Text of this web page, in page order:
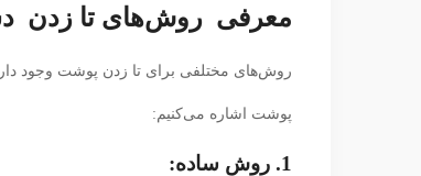
معرفی روش‌های تا زدن
روش‌های مختلفی برای تا زدن پوشت وجود
پوشت اشاره می‌کنیم:
1. روش ساده: